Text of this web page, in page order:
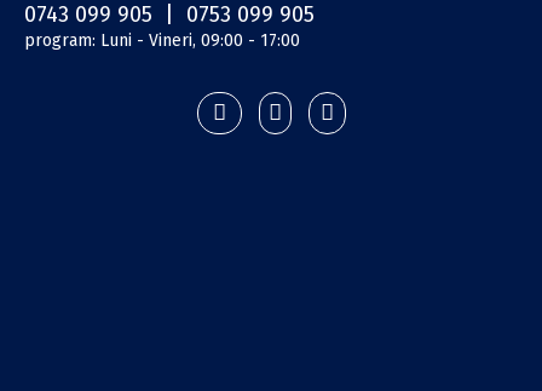
0743 099 905 | 0753 099 905
program: Luni - Vineri, 09:00 - 17:00